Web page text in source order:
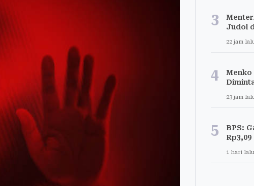
3
Judol
22 jam
4
Menko
23 jam
5
BPS:
1 hari lalu